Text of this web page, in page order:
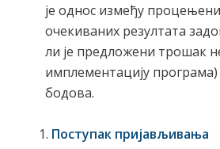
је однос између
очекиваних резултата
ли је предложени трошак
имплементацију
бодова.
Поступак пријављивања